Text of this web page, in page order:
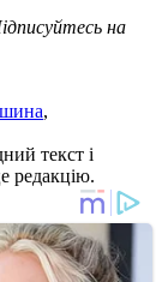
на
,
текст і
редакцію.